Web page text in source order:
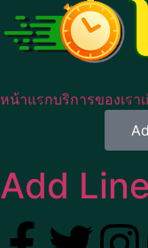
หน้าแรกบริการของเรา
Add